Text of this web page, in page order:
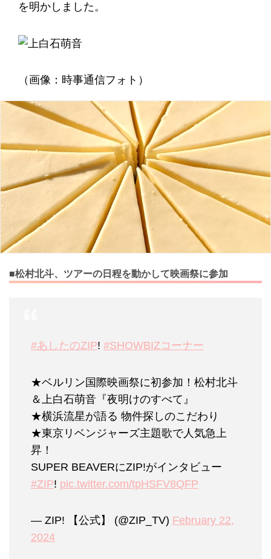
を明かしました。
（画像：時事通信フォト）
■松村北斗、ツアーの日程を動かして映画祭に参加
#あしたのZIP! #SHOWBIZコーナー
★ベルリン国際映画祭に初参加！松村北斗
＆上白石萌音『夜明けのすべて』
★横浜流星が語る 物件探しのこだわり
★東京リベンジャーズ主題歌で人気急上
昇！
SUPER BEAVERにZIP!がインタビュー
#ZIP! pic.twitter.com/tpHSFV8QFP
— ZIP! 【公式】 (@ZIP_TV) February 22,
2024